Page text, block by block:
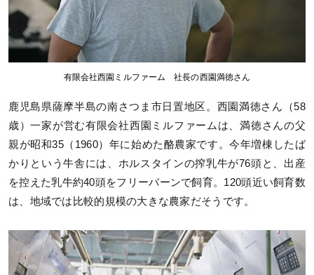
有限会社西園ミルファーム 社長の西園満徳さん
鹿児島県薩摩半島の南さつま市日置地区。西園満徳さん（58
歳）一家が営む有限会社西園ミルファームは、満徳さんの父
親が昭和35（1960）年に始めた酪農家です。今年増棟したば
かりという牛舎には、ホルスタインの搾乳牛が76頭と、出産
を控えた乳牛約40頭をフリーバーンで飼育。120頭近い飼育数
は、地域では比較的規模の大きな農家だそうです。